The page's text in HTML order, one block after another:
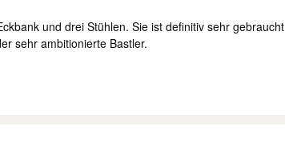
und drei Stühlen. Sie ist definitiv sehr gebraucht
sehr ambitionierte Bastler.